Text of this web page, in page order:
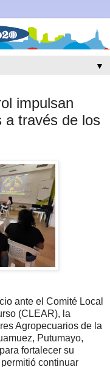
▼
impulsan
a través de los
ante el Comité Local
(CLEAR), la
Agropecuarios de la
Putumayo,
fortalecer su
continuar